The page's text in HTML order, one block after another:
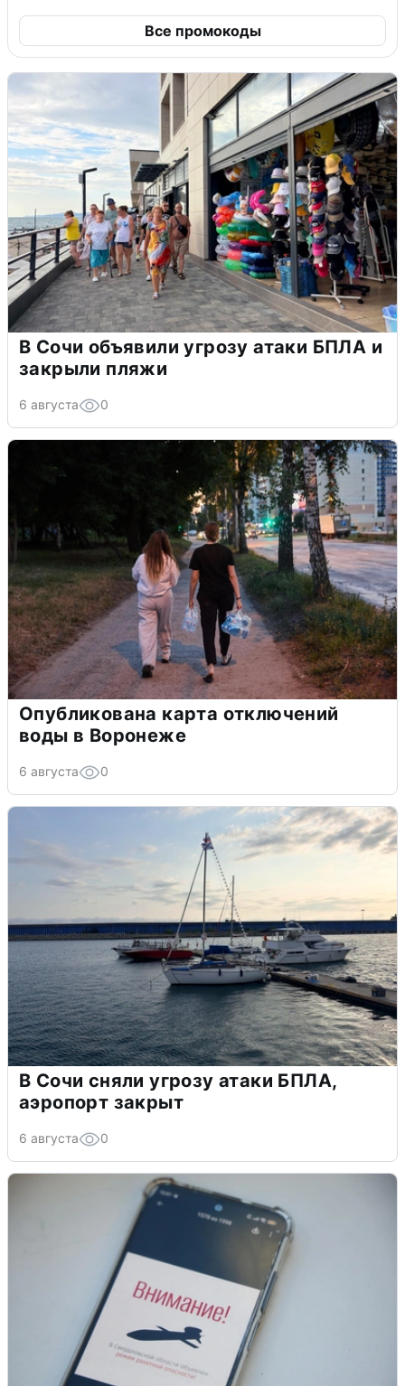
Все промокоды
В Сочи объявили угрозу атаки БПЛА и
закрыли пляжи
6 августа 0
Опубликована карта отключений
воды в Воронеже
6 августа 0
В Сочи сняли угрозу атаки БПЛА,
аэропорт закрыт
6 августа 0